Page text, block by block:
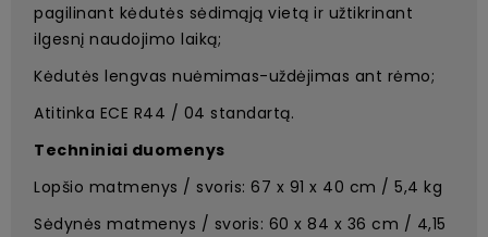
pagilinant kėdutės sėdimąją vietą ir užtikrinant
ilgesnį naudojimo laiką;
Kėdutės lengvas nuėmimas-uždėjimas ant rėmo;
Atitinka ECE R44 / 04 standartą.
Techniniai duomenys
Lopšio matmenys / svoris: 67 x 91 x 40 cm / 5,4 kg
Sėdynės matmenys / svoris: 60 x 84 x 36 cm / 4,15